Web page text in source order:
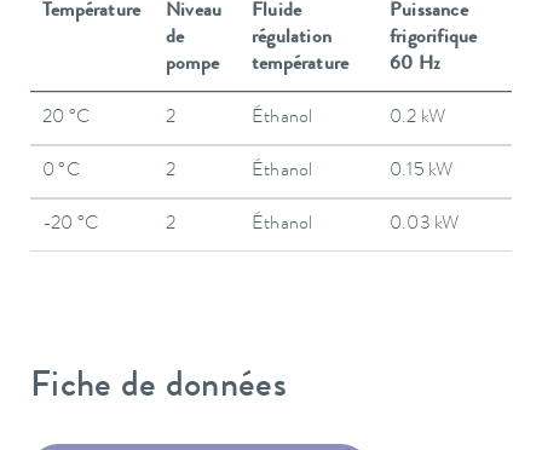
Température
Niveau
de
pompe
Fluide
régulation
température
Puissance
frigorifique
60 Hz
20 °C 2 Éthanol 0.2 kW
0 °C 2 Éthanol 0.15 kW
-20 °C 2 Éthanol 0.03 kW
Fiche de données